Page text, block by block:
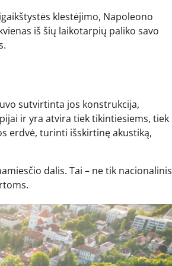
klestėjimo, Napoleono
iš šių laikotarpių paliko savo
sutvirtinta jos konstrukcija,
ir yra atvira tiek tikintiesiems, tiek
erdvė, turinti išskirtinę akustiką,
dalis. Tai – ne tik nacionalinis